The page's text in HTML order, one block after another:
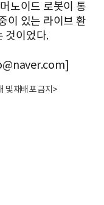
노이드 로봇이 통
이 있는 라이브 환
것이었다.
및 재배포 금지>